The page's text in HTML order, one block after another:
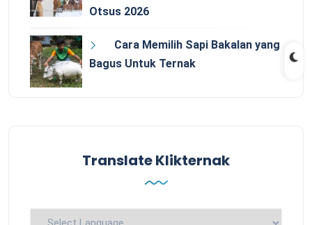
Otsus 2026
Cara Memilih Sapi Bakalan yang
Bagus Untuk Ternak
Translate Klikternak